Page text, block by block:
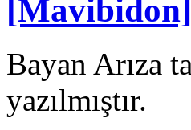
Bayan Arıza
yazılmıştır.